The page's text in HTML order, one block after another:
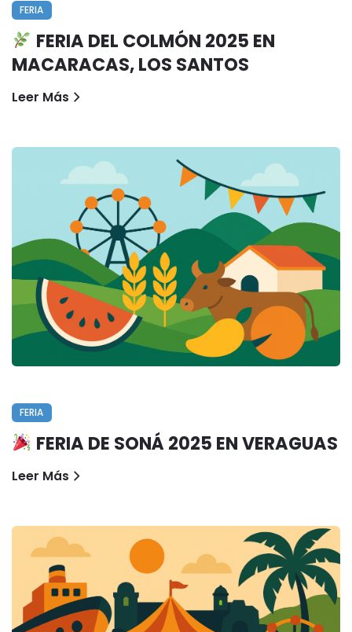
FERIA
FERIA DEL COLMÓN 2025 EN
MACARACAS, LOS SANTOS
Leer Más
FERIA
FERIA DE SONÁ 2025 EN VERAGUAS
Leer Más